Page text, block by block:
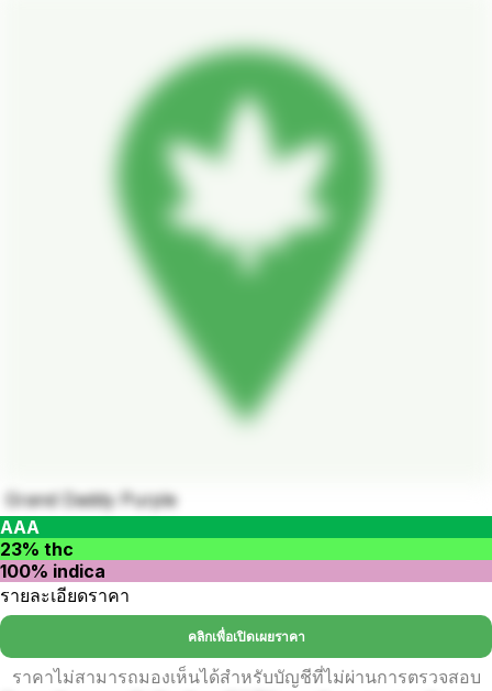
Grand Daddy Purple
AAA
23% thc
100% indica
รายละเอียดราคา
คลิกเพื่อเปิดเผยราคา
ราคาไม่สามารถมองเห็นได้สำหรับบัญชีที่ไม่ผ่านการตรวจสอบ